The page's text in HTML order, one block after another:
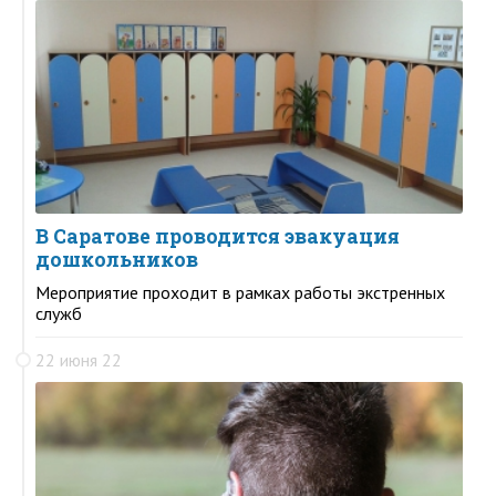
В Саратове проводится эвакуация
дошкольников
Мероприятие проходит в рамках работы экстренных
служб
22 июня 22